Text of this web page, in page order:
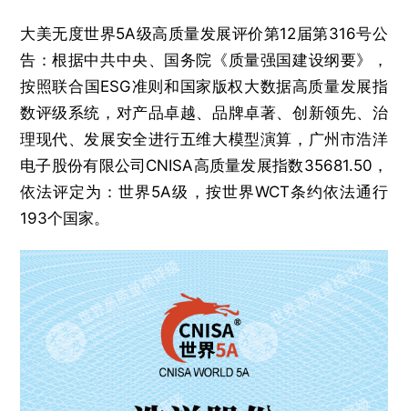
大美无度世界5A级高质量发展评价第12届第316号公
告：根据中共中央、国务院《质量强国建设纲要》，
按照联合国ESG准则和国家版权大数据高质量发展指
数评级系统，对产品卓越、品牌卓著、创新领先、治
理现代、发展安全进行五维大模型演算，广州市浩洋
电子股份有限公司CNISA高质量发展指数35681.50，
依法评定为：世界5A级，按世界WCT条约依法通行
193个国家。